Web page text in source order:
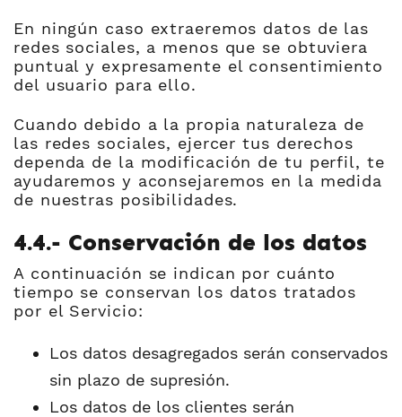
En ningún caso extraeremos datos de las
redes sociales, a menos que se obtuviera
puntual y expresamente el consentimiento
del usuario para ello.
Cuando debido a la propia naturaleza de
las redes sociales, ejercer tus derechos
dependa de la modificación de tu perfil, te
ayudaremos y aconsejaremos en la medida
de nuestras posibilidades.
4.4.- Conservación de los datos
A continuación se indican por cuánto
tiempo se conservan los datos tratados
por el Servicio:
Los datos desagregados serán conservados
sin plazo de supresión.
Los datos de los clientes serán